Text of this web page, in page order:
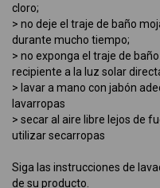
cloro;
> no deje el traje de baño
durante mucho tiempo;
> no exponga el traje de
recipiente a la luz solar
> lavar a mano con jabón
lavarropas
> secar al aire libre lejos de
utilizar secarropas
Siga las instrucciones de
de su producto.